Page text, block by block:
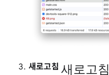
새로고침 새로고침